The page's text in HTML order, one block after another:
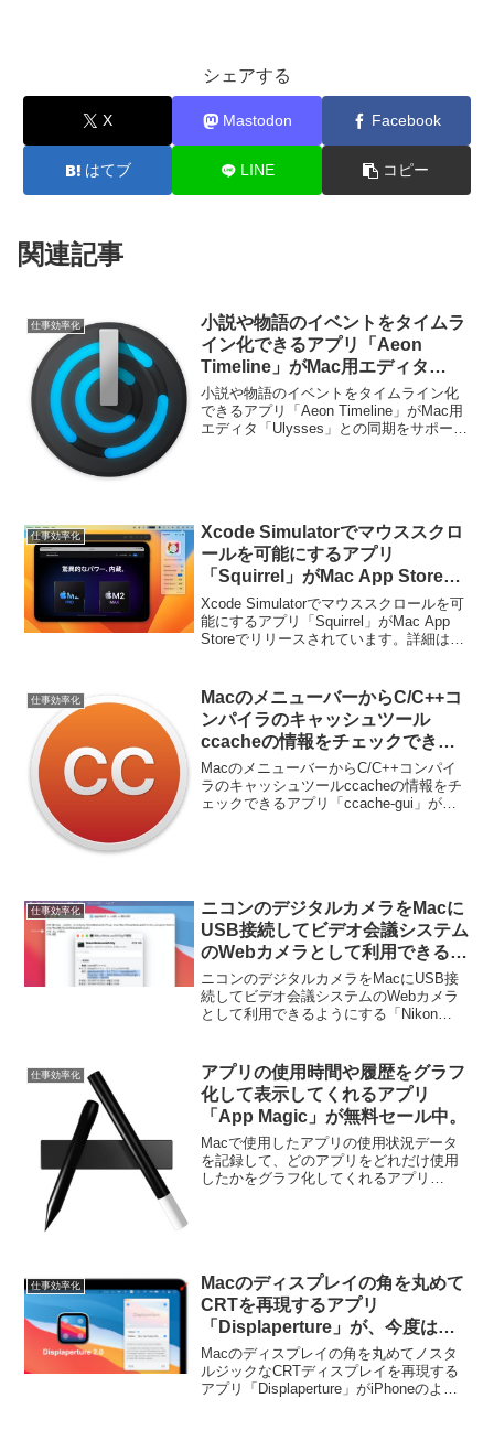
シェアする
X Mastodon Facebook
はてブ LINE コピー
関連記事
仕事効率化
小説や物語のイベントをタイムラ
イン化できるアプリ「Aeon
Timeline」がMac用エディタ
「Ulysses」との同期をサポー
ト。
小説や物語のイベントをタイムライン化
できるアプリ「Aeon Timeline」がMac用
エディタ「Ulysses」との同期をサポート
仕事効率化
Xcode Simulatorでマウススクロ
ールを可能にするアプリ
「Squirrel」がMac App Storeで
リリース。
Xcode Simulatorでマウススクロールを可
能にするアプリ「Squirrel」がMac App
Storeでリリースされています。詳細は以
仕事効率化
MacのメニューバーからC/C++コ
ンパイラのキャッシュツール
ccacheの情報をチェックできる
アプリ「ccache-gui」がリリー
ス。
MacのメニューバーからC/C++コンパイ
ラのキャッシュツールccacheの情報をチ
ェックできるアプリ「ccache-gui」がリ
仕事効率化
ニコンのデジタルカメラをMacに
USB接続してビデオ会議システム
のWebカメラとして利用できるよ
うにする「Nikon Webcam
Utility」がApple Siliconに対応し
たユニバーサルプラグインに。
ニコンのデジタルカメラをMacにUSB接
続してビデオ会議システムのWebカメラ
として利用できるようにする「Nikon
です。詳細は以下から...
仕事効率化
アプリの使用時間や履歴をグラフ
化して表示してくれるアプリ
「App Magic」が無料セール中。
Macで使用したアプリの使用状況データ
を記録して、どのアプリをどれだけ使用
したかをグラフ化してくれるアプリ
仕事効率化
Macのディスプレイの角を丸めて
CRTを再現するアプリ
「Displaperture」が、今度は
iPhoneのような表示を可能にす
るアプリとしてApple Silicon対
応のユニバーサルアプリとなり
Macのディスプレイの角を丸めてノスタ
ルジックなCRTディスプレイを再現する
アプリ「Displaperture」がiPhoneのよう